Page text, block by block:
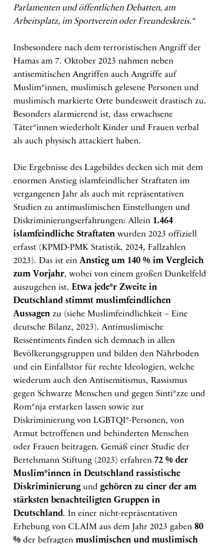
Parlamenten und öffentlichen Debatten, am
Arbeitsplatz, im Sportverein oder Freundeskreis.“
Insbesondere nach dem terroristischen Angriff der
Hamas am 7. Oktober 2023 nahmen neben
antisemitischen Angriffen auch Angriffe auf
Muslim*innen, muslimisch gelesene Personen und
muslimisch markierte Orte bundesweit drastisch zu.
Besonders alarmierend ist, dass erwachsene
Täter*innen wiederholt Kinder und Frauen verbal
als auch physisch attackiert haben.
Die Ergebnisse des Lagebildes decken sich mit dem
enormen Anstieg islamfeindlicher Straftaten im
vergangenen Jahr als auch mit repräsentativen
Studien zu antimuslimischen Einstellungen und
Diskriminierungserfahrungen: Allein 1.464
islamfeindliche Straftatenwurden 2023 offiziell
erfasst (KPMD-PMK Statistik, 2024, Fallzahlen
2023). Das ist ein Anstieg um 140 % im Vergleich
zum Vorjahr, wobei von einem großen Dunkelfeld
auszugehen ist. Etwa jede*r Zweite in
Deutschland stimmt muslimfeindlichen
Aussagenzu (siehe Muslimfeindlichkeit – Eine
deutsche Bilanz, 2023). Antimuslimische
Ressentiments finden sich demnach in allen
Bevölkerungsgruppen und bilden den Nährboden
und ein Einfallstor für rechte Ideologien, welche
wiederum auch den Antisemitismus, Rassismus
gegen Schwarze Menschen und gegen Sinti*zze und
Rom*nja erstarken lassen sowie zur
Diskriminierung von LGBTQI*-Personen, von
Armut betroffenen und behinderten Menschen
oder Frauen beitragen. Gemäß einer Studie der
Bertelsmann Stiftung (2023) erfahren 72 % der
Muslim*innen in Deutschland rassistische
Diskriminierungund gehören zu einer der am
stärksten benachteiligten Gruppen in
Deutschland. In einer nicht-repräsentativen
Erhebung von CLAIM aus dem Jahr 2023 gaben 80
% der befragten muslimischen und muslimisch